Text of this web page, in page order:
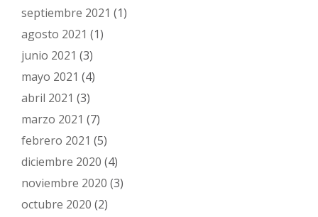
septiembre 2021 (1)
agosto 2021 (1)
junio 2021 (3)
mayo 2021 (4)
abril 2021 (3)
marzo 2021 (7)
febrero 2021 (5)
diciembre 2020 (4)
noviembre 2020 (3)
octubre 2020 (2)